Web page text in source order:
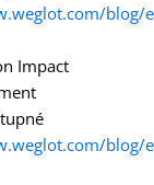
blog/
Impact
blog/